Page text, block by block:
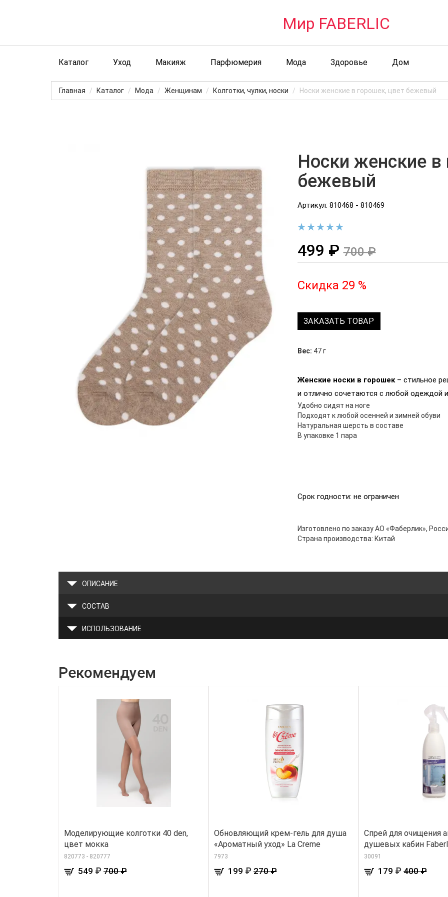
Мир FABERLIC
Каталог Уход Макияж Парфюмерия Мода Здоровье Дом
Главная Каталог Мода Женщинам Колготки, чулки, носки Носки женские в горошек, цвет бежевый
Носки женские в
бежевый
Артикул: 810468 - 810469
499 ₽700 ₽
Скидка 29 %
ЗАКАЗАТЬ ТОВАР
Вес: 47 г
Женские носки в горошек– стильное
и отлично сочетаются с любой одеждой
Удобно сидят на ноге
Подходят к любой осенней и зимней обуви
Натуральная шерсть в составе
В упаковке 1 пара
Срок годности: не ограничен
Изготовлено по заказу АО «Фаберлик»,
Страна производства: Китай
ОПИСАНИЕ
СОСТАВ
ИСПОЛЬЗОВАНИЕ
Рекомендуем
Моделирующие колготки 40 den,
цвет мокка
820773 - 820777
549 ₽ 700 ₽
Обновляющий крем-гель для душа
«Ароматный уход» La Creme
7973
199 ₽ 270 ₽
Спрей для очищения
душевых кабин
30091
179 ₽ 400 ₽